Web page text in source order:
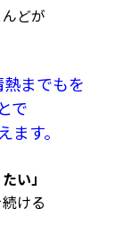
どが
までもを
で
す。
い」
ける